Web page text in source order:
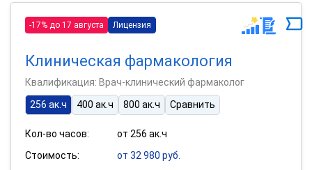
-17% до 17 августа Лицензия
Клиническая фармакология
Квалификация: Врач-клинический фармаколог
256 ак.ч
400 ак.ч 800 ак.ч Сравнить
Кол-во часов:
от 256 ак.ч
Стоимость:
от 32 980 руб.